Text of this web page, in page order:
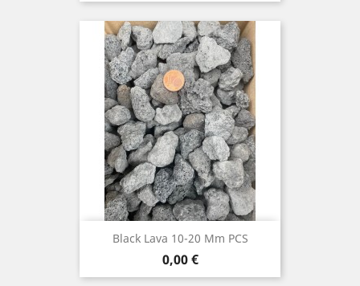
Black Lava 10-20 Mm PCS
Prix
0,00 €